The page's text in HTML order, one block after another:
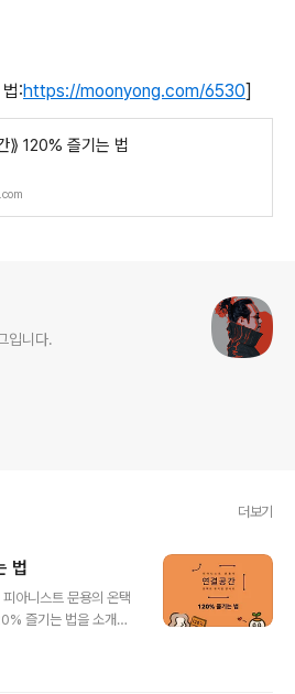
:https://moonyong.com/6530]
⟫ 120% 즐기는 법
입니다.
더보기
법
아니스트 문용의 온택
즐기는 법을 소개합
한국문화예술위원회 2